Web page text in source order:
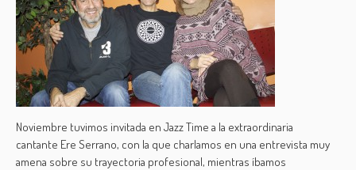
Noviembre tuvimos invitada en Jazz Time a la extraordinaria
cantante Ere Serrano, con la que charlamos en una entrevista muy
amena sobre su trayectoria profesional, mientras íbamos